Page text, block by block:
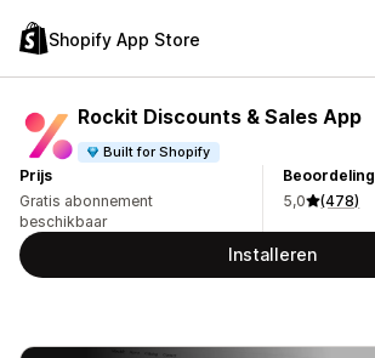
Shopify App Store
Rockit Discounts & Sales App
Built for Shopify
Prijs
Gratis abonnement
beschikbaar
Beoordeling
5,0
(478)
Installeren